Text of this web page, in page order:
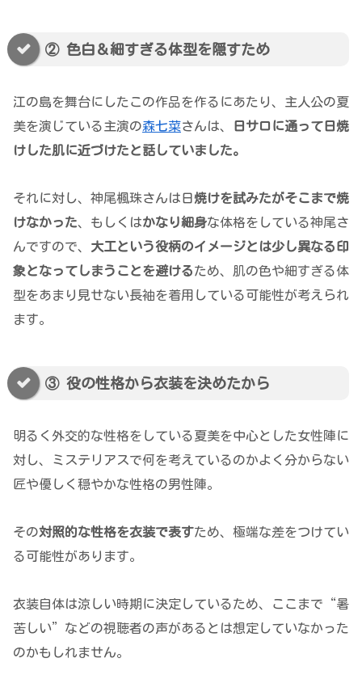
② 色白＆細すぎる体型を隠すため
江の島を舞台にしたこの作品を作るにあたり、主人公の夏
美を演じている主演の森七菜さんは、
日サロに通って日焼
けした肌に近づけたと話していました。
それに対し、神尾楓珠さんは日焼けを試みたがそこまで焼
けなかった、もしくはかなり細身な体格をしている神尾さ
んですので、 大工という役柄のイメージとは少し異なる印
象となってしまうことを避けるため、肌の色や細すぎる体
型をあまり見せない長袖を着用している可能性が考えられ
ます。
③ 役の性格から衣装を決めたから
明るく外交的な性格をしている夏美を中心とした女性陣に
対し、ミステリアスで何を考えているのかよく分からない
匠や優しく穏やかな性格の男性陣。
その対照的な性格を衣装で表すため、極端な差をつけてい
る可能性があります。
衣装自体は涼しい時期に決定しているため、ここまで“暑
苦しい”などの視聴者の声があるとは想定していなかった
のかもしれません。